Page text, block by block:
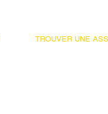
TROUVER UNE